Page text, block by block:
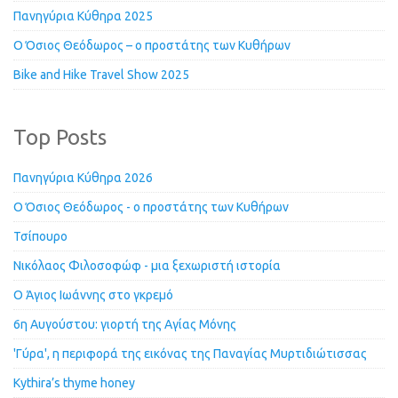
Πανηγύρια Κύθηρα 2025
Ο Όσιος Θεόδωρος – ο προστάτης των Κυθήρων
Bike and Hike Travel Show 2025
Top Posts
Πανηγύρια Κύθηρα 2026
Ο Όσιος Θεόδωρος - ο προστάτης των Κυθήρων
Τσίπουρο
Νικόλαος Φιλοσοφώφ - μια ξεχωριστή ιστορία
Ο Άγιος Ιωάννης στο γκρεμό
6η Αυγούστου: γιορτή της Αγίας Μόνης
'Γύρα', η περιφορά της εικόνας της Παναγίας Μυρτιδιώτισσας
Kythira’s thyme honey